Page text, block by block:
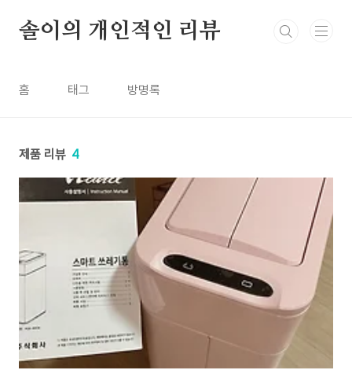
솔이의 개인적인 리뷰
홈 태그 방명록
제품 리뷰 4